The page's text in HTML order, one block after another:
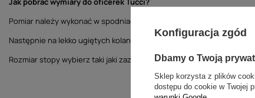
Pomiar należy wykonać w spodniach i skarpetach jeździeckich. W
Następnie na lekko ugiętych kolanach zmierz wysokość łydki („H”
Rozmiar stopy wybierz taki jaki zazwyczaj nosisz.
Konfiguracja zgód
Dbamy o Twoją
Sklep korzysta z plików
dostępu do cookie w Twojej